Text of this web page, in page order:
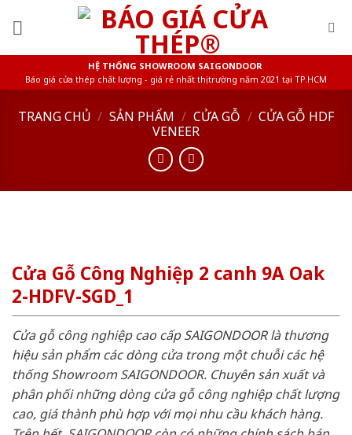
HỆ THỐNG SHOWROOM SAIGONDOOR
Báo giá cửa thép chất lượng - giá rẻ nhất thị trường năm 2021 tại TP.HCM
TRANG CHỦ / SẢN PHẨM / CỬA GỖ / CỬA GỖ HDF
VENEER
Cửa Gỗ Công Nghiệp 2 canh 9A Oak
2-HDFV-SGD_1
Cửa gỗ công nghiệp cao cấp SAIGONDOOR là thương
hiệu sản phẩm các dòng cửa trong một chuỗi các hệ
thống Showroom SAIGONDOOR. Chuyên sản xuất và
phân phối những dòng cửa gỗ công nghiệp chất lượng
cao, giá thành phù hợp với mọi nhu cầu khách hàng.